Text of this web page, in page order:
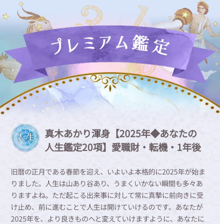
真木あかり渾身【2025年◆あなたの
人生鑑定20項】愛職財・転機・1年後
旧暦の正月である春節を迎え、いよいよ本格的に2025年が始ま
りました。人生は山あり谷あり、うまくいかない瞬間も多々あ
りますよね。ただ起こる出来事に対して常に真摯に前向きに受
け止め、前に進むことで人生は開けていけるのです。あなたが
2025年を、より良きものへと変えていけますように、あなたに